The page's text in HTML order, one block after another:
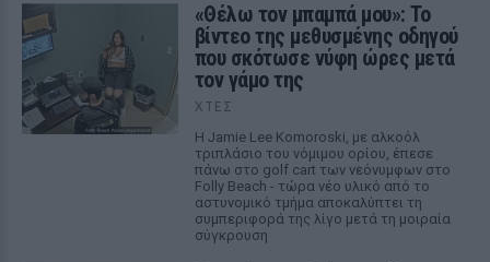
«Θέλω τον μπαμπά μου»: Το
βίντεο της μεθυσμένης οδηγού
που σκότωσε νύφη ώρες μετά
τον γάμο της
ΧΤΕΣ
Η Jamie Lee Komoroski, με αλκοόλ
τριπλάσιο του νόμιμου ορίου, έπεσε
πάνω στο golf cart των νεόνυμφων στο
Folly Beach - τώρα νέο υλικό από το
αστυνομικό τμήμα αποκαλύπτει τη
συμπεριφορά της λίγο μετά τη μοιραία
σύγκρουση